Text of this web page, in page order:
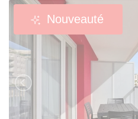
Nouveauté